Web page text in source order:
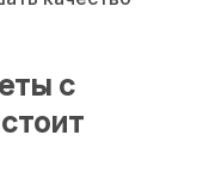
с